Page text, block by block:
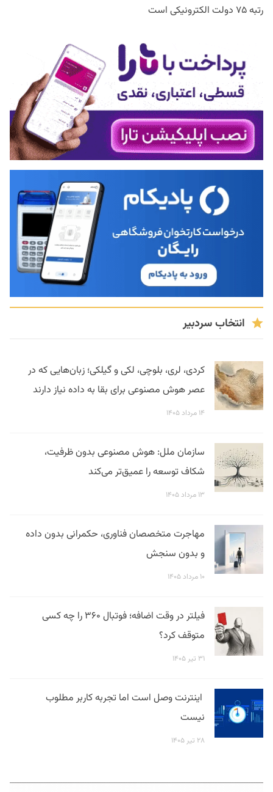
رتبه ۷۵ دولت الکترونیکی است
انتخاب سردبیر
کردی، لری، بلوچی، لکی و گیلکی؛ زبان‌هایی که در
عصر هوش مصنوعی برای بقا به داده نیاز دارند
۱۴ مرداد ۱۴۰۵
سازمان ملل: هوش مصنوعی بدون ظرفیت،
شکاف توسعه را عمیق‌تر می‌کند
۱۳ مرداد ۱۴۰۵
مهاجرت متخصصان فناوری، حکمرانی بدون داده
و بدون سنجش
۱۰ مرداد ۱۴۰۵
فیلتر در وقت اضافه؛ فوتبال ۳۶۰ را چه کسی
متوقف کرد؟
۳۱ تیر ۱۴۰۵
اینترنت وصل است اما تجربه کاربر مطلوب
نیست
۲۸ تیر ۱۴۰۵